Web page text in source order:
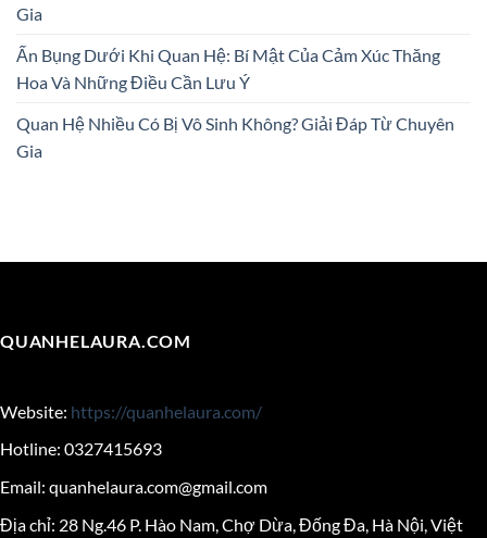
Gia
Ấn Bụng Dưới Khi Quan Hệ: Bí Mật Của Cảm Xúc Thăng
Hoa Và Những Điều Cần Lưu Ý
Quan Hệ Nhiều Có Bị Vô Sinh Không? Giải Đáp Từ Chuyên
Gia
QUANHELAURA.COM
Website: https://quanhelaura.com/
Hotline: 0327415693
Email: quanhelaura.com@gmail.com
Địa chỉ: 28 Ng.46 P. Hào Nam, Chợ Dừa, Đống Đa, Hà Nội, Việt